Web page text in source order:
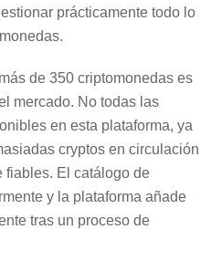
prácticamente todo lo
de 350 criptomonedas es
mercado. No todas las
en esta plataforma, ya
cryptos en circulación
fiables. El catálogo de
y la plataforma añade
tras un proceso de